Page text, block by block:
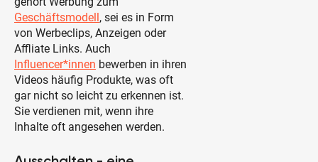
Geschäftsmodell, sei es in Form
von Werbeclips, Anzeigen oder
Affliate Links. Auch
Influencer*innen bewerben in ihren
Videos häufig Produkte, was oft
gar nicht so leicht zu erkennen ist.
Sie verdienen mit, wenn ihre
Inhalte oft angesehen werden.